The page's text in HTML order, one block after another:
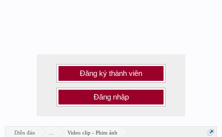
Đăng ký thành viên
Đăng nhập
Diễn đàn Video clip - Phim ảnh